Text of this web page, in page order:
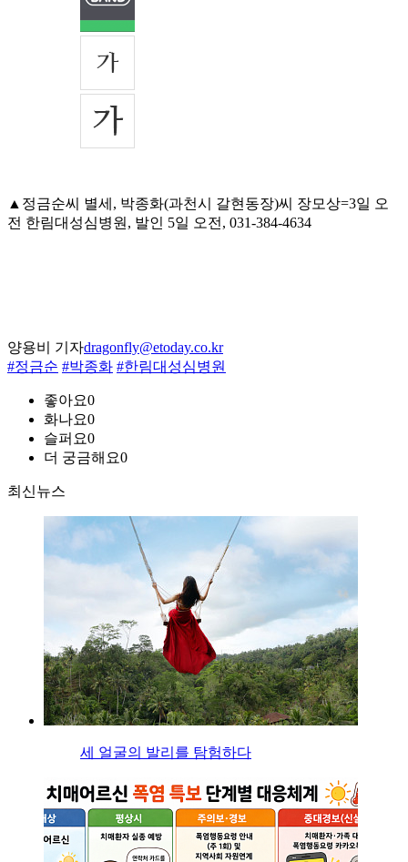
▲정금순씨 별세, 박종화(과천시 갈현동장)씨 장모상=3일 오
전 한림대성심병원, 발인 5일 오전, 031-384-4634
양용비 기자dragonfly@etoday.co.kr
#정금순 #박종화 #한림대성심병원
좋아요0
화나요0
슬퍼요0
더 궁금해요0
최신뉴스
세 얼굴의 발리를 탐험하다